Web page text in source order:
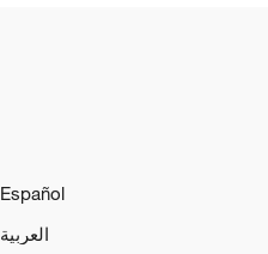
Español
العربية